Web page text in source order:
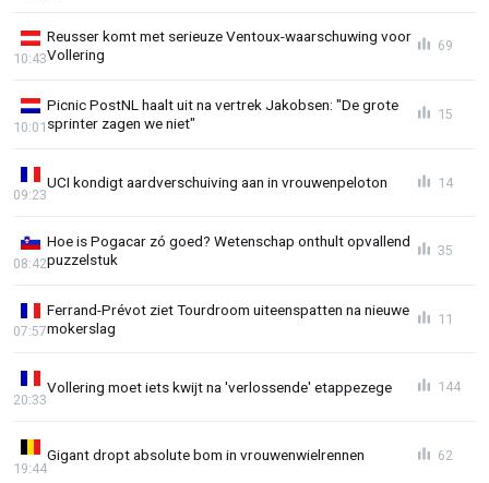
Reusser komt met serieuze Ventoux-waarschuwing voor
Vollering
10:43
69
Picnic PostNL haalt uit na vertrek Jakobsen: "De grote
sprinter zagen we niet"
10:01
15
UCI kondigt aardverschuiving aan in vrouwenpeloton
09:23
14
Hoe is Pogacar zó goed? Wetenschap onthult opvallend
puzzelstuk
08:42
35
Ferrand-Prévot ziet Tourdroom uiteenspatten na nieuwe
mokerslag
07:57
11
Vollering moet iets kwijt na 'verlossende' etappezege
20:33
144
Gigant dropt absolute bom in vrouwenwielrennen
19:44
62